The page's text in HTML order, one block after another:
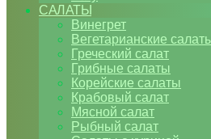
САЛАТЫ
Винегрет
Вегетарианские
Греческий салат
Грибные салаты
Корейские салаты
Крабовый салат
Мясной салат
Рыбный салат